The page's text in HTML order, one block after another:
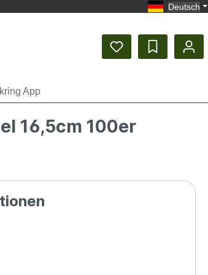
Deutsch
App
16,5cm 100er